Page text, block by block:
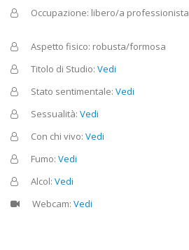
Occupazione: libero/a professionista
Aspetto fisico: robusta/formosa
Titolo di Studio: Vedi
Stato sentimentale: Vedi
Sessualità: Vedi
Con chi vivo: Vedi
Fumo: Vedi
Alcol: Vedi
Webcam: Vedi